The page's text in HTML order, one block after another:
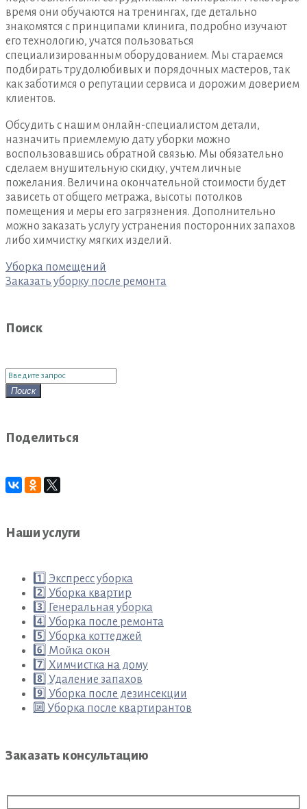
время они обучаются на тренингах, где детально
знакомятся с принципами клинига, подробно изучают
его технологию, учатся пользоваться
специализированным оборудованием. Мы стараемся
подбирать трудолюбивых и порядочных мастеров, так
как заботимся о репутации сервиса и дорожим доверием
клиентов.
Обсудить с нашим онлайн-специалистом детали,
назначить приемлемую дату уборки можно
воспользовавшись обратной связью. Мы обязательно
сделаем внушительную скидку, учтем личные
пожелания. Величина окончательной стоимости будет
зависеть от общего метража, высоты потолков
помещения и меры его загрязнения. Дополнительно
можно заказать услугу устранения посторонних запахов
либо химчистку мягких изделий.
Навигация
по
Уборка помещений
Заказать уборку после ремонта
Поиск
Поиск
для:
Поиск
Поделиться
Наши услуги
1️⃣ Экспресс уборка
2️⃣ Уборка квартир
3️⃣ Генеральная уборка
4️⃣ Уборка после ремонта
5️⃣ Уборка коттеджей
6️⃣ Мойка окон
7️⃣ Химчистка на дому
8️⃣ Удаление запахов
9️⃣ Уборка после дезинсекции
🔟 Уборка после квартирантов
Заказать консультацию